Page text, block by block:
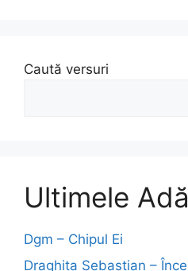
Caută versuri
Ultimele
Dgm – Chipul Ei
Draghita Sebastian –